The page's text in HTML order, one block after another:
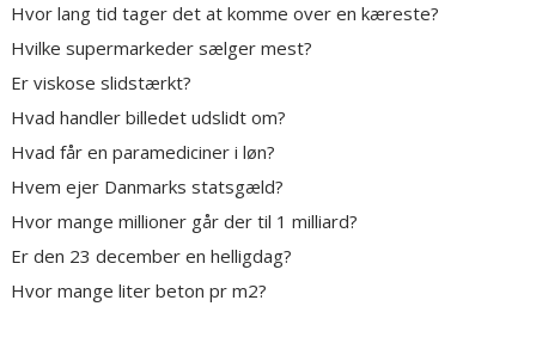
Hvor lang tid tager det at komme over en kæreste?
Hvilke supermarkeder sælger mest?
Er viskose slidstærkt?
Hvad handler billedet udslidt om?
Hvad får en paramediciner i løn?
Hvem ejer Danmarks statsgæld?
Hvor mange millioner går der til 1 milliard?
Er den 23 december en helligdag?
Hvor mange liter beton pr m2?